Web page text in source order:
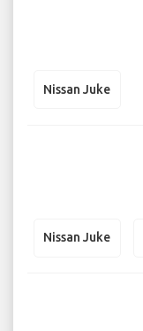
Nissan Juke
Nissan Juke